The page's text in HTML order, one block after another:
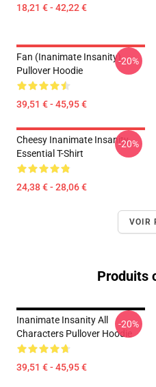
18,21 € - 42,22 €
Fan (Inanimate Insanity)
Pullover Hoodie
39,51 € - 45,95 €
-20%
Cheesy Inanimate Insanity
Essential T-Shirt
24,38 € - 28,06 €
-20%
VOIR
Produits
Inanimate Insanity All
Characters Pullover Hoodie
39,51 € - 45,95 €
-20%